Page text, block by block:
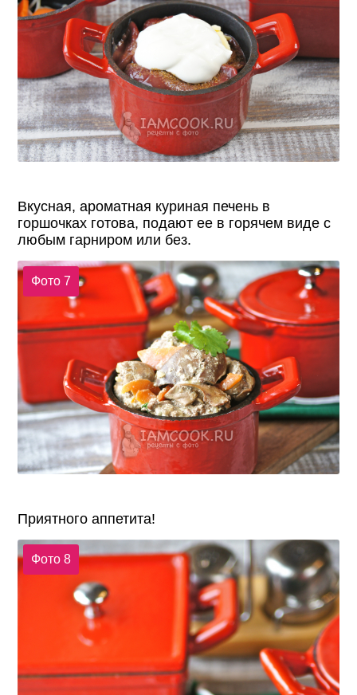
Вкусная, ароматная куриная печень в
горшочках готова, подают ее в горячем виде с
любым гарниром или без.
Фото 7
Приятного аппетита!
Фото 8